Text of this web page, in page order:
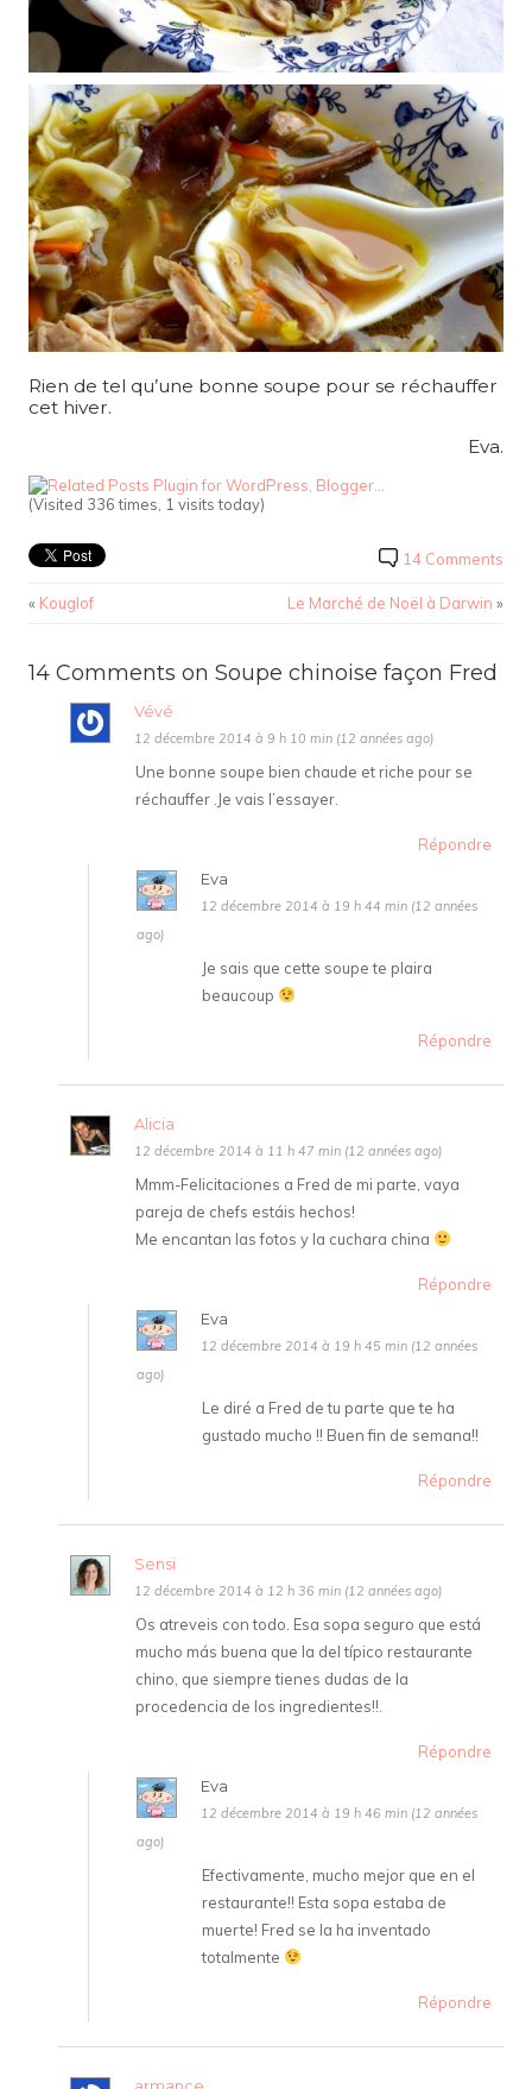
Rien de tel qu’une bonne soupe pour se réchauffer
cet hiver.
Eva.
(Visited 336 times, 1 visits today)
14 Comments
« Kouglof Le Marché de Noël à Darwin »
14 Comments on Soupe chinoise façon Fred
Vévé
12 décembre 2014 à 9 h 10 min (12 années ago)
Une bonne soupe bien chaude et riche pour se
réchauffer .Je vais l’essayer.
Répondre
Eva
12 décembre 2014 à 19 h 44 min (12 années
ago)
Je sais que cette soupe te plaira
beaucoup
Répondre
Alicia
12 décembre 2014 à 11 h 47 min (12 années ago)
Mmm-Felicitaciones a Fred de mi parte, vaya
pareja de chefs estáis hechos!
Me encantan las fotos y la cuchara china
Répondre
Eva
12 décembre 2014 à 19 h 45 min (12 années
ago)
Le diré a Fred de tu parte que te ha
gustado mucho !! Buen fin de semana!!
Répondre
Sensi
12 décembre 2014 à 12 h 36 min (12 années ago)
Os atreveis con todo. Esa sopa seguro que está
mucho más buena que la del típico restaurante
chino, que siempre tienes dudas de la
procedencia de los ingredientes!!.
Répondre
Eva
12 décembre 2014 à 19 h 46 min (12 années
ago)
Efectivamente, mucho mejor que en el
restaurante!! Esta sopa estaba de
muerte! Fred se la ha inventado
totalmente
Répondre